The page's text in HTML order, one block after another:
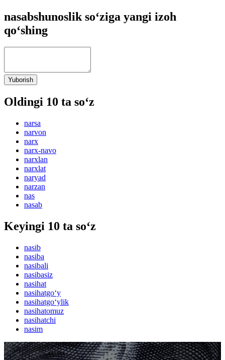
nasabshunoslik so‘ziga yangi izoh
qo‘shing
Yuborish
Oldingi 10 ta so‘z
narsa
narvon
narx
narx-navo
narxlan
narxlat
naryad
narzan
nas
nasab
Keyingi 10 ta so‘z
nasib
nasiba
nasibali
nasibasiz
nasihat
nasihatgo‘y
nasihatgo‘ylik
nasihatomuz
nasihatchi
nasim